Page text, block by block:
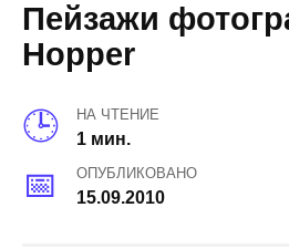
Пейзажи
Hopper
НА ЧТЕНИЕ
1 мин.
ОПУБЛИКОВАНО
15.09.2010